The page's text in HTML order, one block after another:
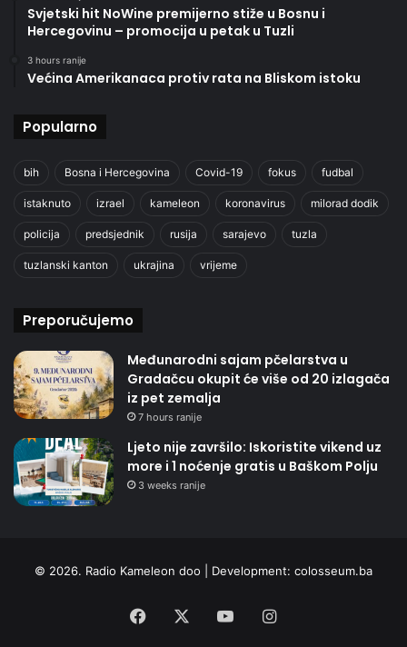
Svjetski hit NoWine premijerno stiže u Bosnu i
Hercegovinu – promocija u petak u Tuzli
3 hours ranije
Većina Amerikanaca protiv rata na Bliskom istoku
Popularno
bih Bosna i Hercegovina Covid-19 fokus fudbal
istaknuto izrael kameleon koronavirus milorad dodik
policija predsjednik rusija sarajevo tuzla
tuzlanski kanton ukrajina vrijeme
Preporučujemo
Međunarodni sajam pčelarstva u
Gradačcu okupit će više od 20 izlagača
iz pet zemalja
7 hours ranije
Ljeto nije završilo: Iskoristite vikend uz
more i 1 noćenje gratis u Baškom Polju
3 weeks ranije
© 2026. Radio Kameleon doo | Development: colosseum.ba
Facebook YouTubeInstagram